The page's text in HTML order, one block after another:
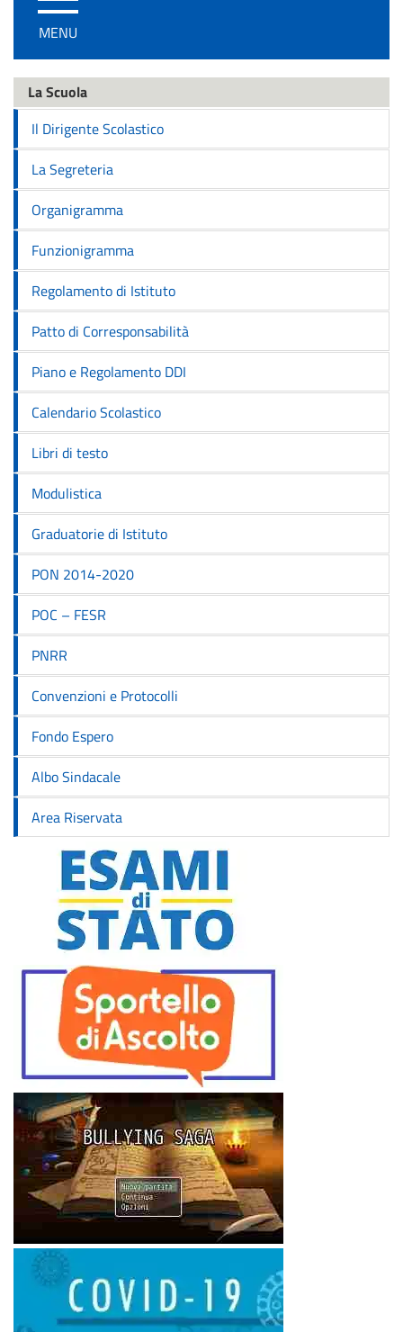
/
disattiva
navigazione
MENU
La Scuola
Il Dirigente Scolastico
La Segreteria
Organigramma
Funzionigramma
Regolamento di Istituto
Patto di Corresponsabilità
Piano e Regolamento DDI
Calendario Scolastico
Libri di testo
Modulistica
Graduatorie di Istituto
PON 2014-2020
POC – FESR
PNRR
Convenzioni e Protocolli
Fondo Espero
Albo Sindacale
Area Riservata